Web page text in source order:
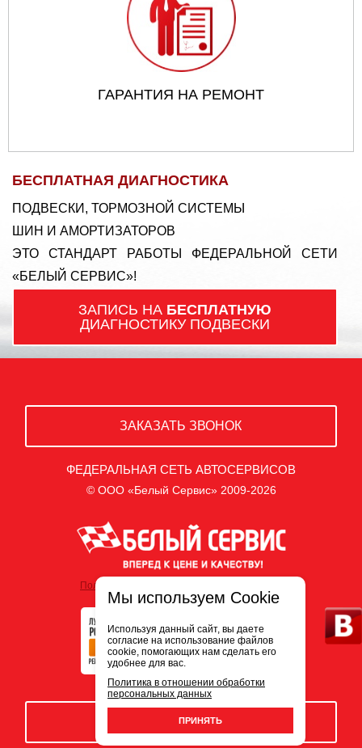
ГАРАНТИЯ НА РЕМОНТ
БЕСПЛАТНАЯ ДИАГНОСТИКА
ПОДВЕСКИ, ТОРМОЗНОЙ СИСТЕМЫ
ШИН И АМОРТИЗАТОРОВ
ЭТО СТАНДАРТ РАБОТЫ ФЕДЕРАЛЬНОЙ СЕТИ
«БЕЛЫЙ СЕРВИС»!
ЗАПИСЬ НА БЕСПЛАТНУЮ
ДИАГНОСТИКУ ПОДВЕСКИ
ЗАКАЗАТЬ ЗВОНОК
ФЕДЕРАЛЬНАЯ СЕТЬ АВТОСЕРВИСОВ
© ООО «Белый Сервис» 2009-2026
Политика обработки персональных данных
ЗАПИСЬ НА СЕРВИС
Мы используем Cookie
Используя данный сайт, вы даете
согласие на использование файлов
cookie, помогающих нам сделать его
удобнее для вас.
Политика в отношении обработки
персональных данных
ПРИНЯТЬ